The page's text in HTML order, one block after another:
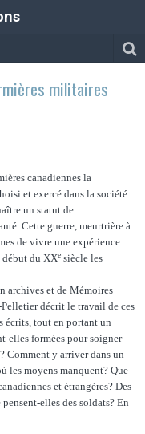
militaires
canadiennes la
et exercé dans la société
un statut de
Cette guerre, meurtrière à
de vivre une expérience
début du XXe siècle les
archives et de Mémoires
décrit le travail de ces
écrits, tout en portant un
elles formées pour soigner
Comment y arriver dans un
les moyens manquent? Que
et étrangères? Des
elles des soldats? En